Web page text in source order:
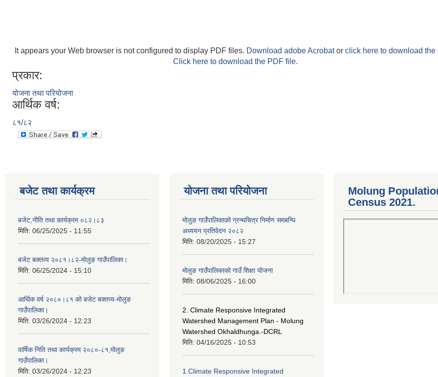
It appears your Web browser is not configured to display PDF files. Download adobe Acrobator click here to download the
Click here to download the PDF file.
प्रकार:
योजना तथा परियोजना
आर्थिक वर्ष:
८१/८२
बजेट तथा कार्यक्रम
बजेट,नीति तथा कार्यक्रम ०८२।८३
मिति: 06/25/2025 - 11:55
बजेट बक्तव्य २०८१।८२-मोलुङ गाउँपालिका।
मिति: 06/25/2024 - 15:10
आर्थिक वर्ष २०८०।८१ को बजेट बक्तव्य-मोलुङ
गाउँपालिका।
मिति: 03/26/2024 - 12:23
वार्षिक निति तथा कार्यक्रम २०८०-८१,मोलुङ
गाउँपालिका।
मिति: 03/26/2024 - 12:23
योजना तथा परियोजना
मोलुङ गाउँपालिकाको ग्रन्थचित्र निर्माण समबन्धि
अध्ययन प्रतिवेदन २०८२
मिति: 08/20/2025 - 15:27
मोलुङ गाउँपालिकाको गाउँ शिक्षा योजना
मिति: 08/06/2025 - 16:00
2. Climate Responsive Integrated
Watershed Management Plan - Molung
Watershed Okhaldhunga.-DCRL
मिति: 04/16/2025 - 10:53
1.Climate Responsive Integrated
Molung
Census 2021.